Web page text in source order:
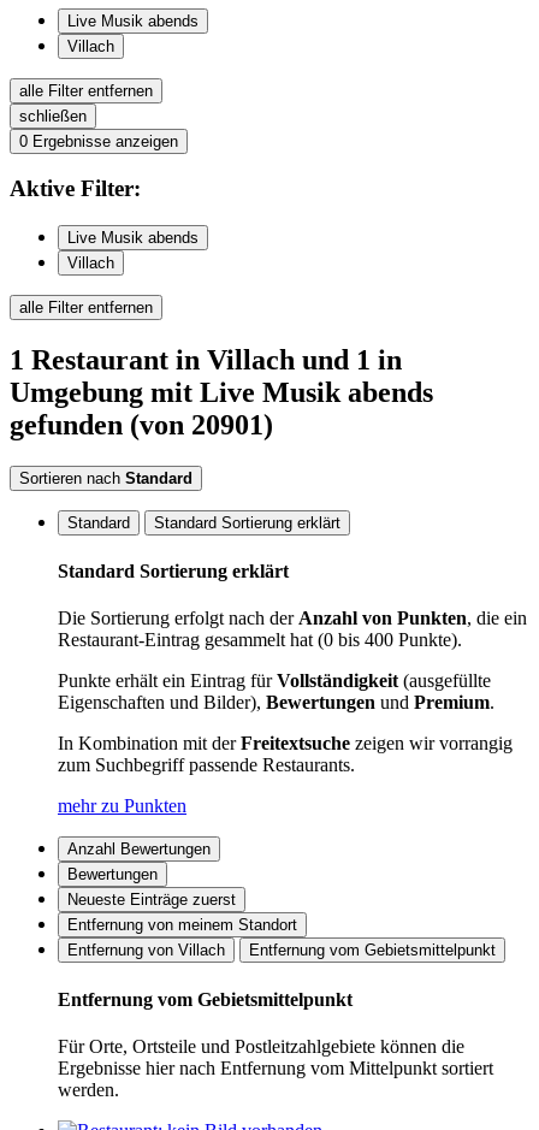
Live Musik abends
Villach
alle Filter entfernen
schließen
0 Ergebnisse anzeigen
Aktive Filter:
Live Musik abends
Villach
alle Filter entfernen
1 Restaurant in Villach und 1 in
Umgebung mit Live Musik abends
gefunden (von 20901)
Sortieren nach Standard
Standard Standard Sortierung erklärt
Standard Sortierung erklärt
Die Sortierung erfolgt nach derAnzahl von Punkten, die ein
Restaurant-Eintrag gesammelt hat (0 bis 400 Punkte).
Punkte erhält ein Eintrag fürVollständigkeit(ausgefüllte
Eigenschaften und Bilder), Bewertungen und Premium.
In Kombination mit derFreitextsuche zeigen wir vorrangig
zum Suchbegriff passende Restaurants.
mehr zu Punkten
Anzahl Bewertungen
Bewertungen
Neueste Einträge zuerst
Entfernung von meinem Standort
Entfernung von Villach
Entfernung vom Gebietsmittelpunkt
Entfernung vom Gebietsmittelpunkt
Für Orte, Ortsteile und Postleitzahlgebiete können die
Ergebnisse hier nach Entfernung vom Mittelpunkt sortiert
werden.